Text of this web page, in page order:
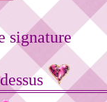
signature